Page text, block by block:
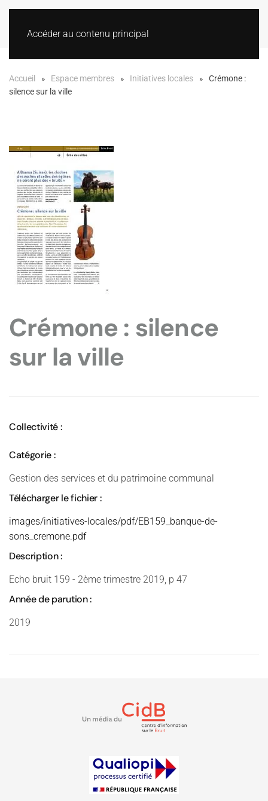
Accéder au contenu principal
Accueil Espace membres Initiatives locales
Crémone :
silence sur la ville
Crémone : silence
sur la ville
Collectivité :
Catégorie :
Gestion des services et du patrimoine communal
Télécharger le fichier :
images/initiatives-locales/pdf/EB159_banque-de-
sons_cremone.pdf
Description :
Echo bruit 159 - 2ème trimestre 2019, p 47
Année de parution :
2019